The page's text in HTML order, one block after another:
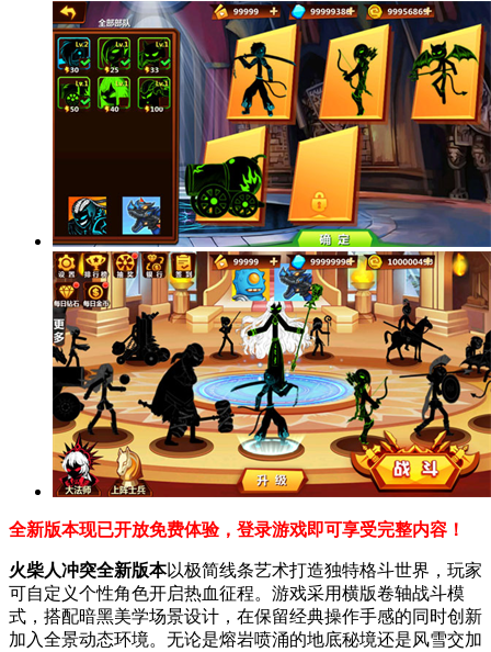
全新版本现已开放免费体验，登录游戏即可享受完整内容！
火柴人冲突全新版本以极简线条艺术打造独特格斗世界，玩家
可自定义个性角色开启热血征程。游戏采用横版卷轴战斗模
式，搭配暗黑美学场景设计，在保留经典操作手感的同时创新
加入全景动态环境。无论是熔岩喷涌的地底秘境还是风雪交加